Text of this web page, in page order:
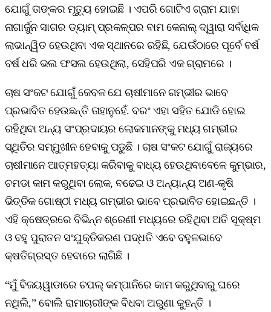
ଯୋଗୁଁ ତାଙ୍କର ମୃତ୍ୟୁ ହୋଇଛି । ଏପରି ଗୋଟିଏ ଗ୍ରାମ ଯାହା
ନାଗାର୍ଜୁନ ସାଗର ଡ୍ୟାମ୍‌ ପ୍ରକଳ୍ପର ବାମ କେନାଲ୍‌ ଦ୍ୱାରା ସର୍ବାଧିକ
ଲାଭାନ୍ୱିତ ହେଉଥିବା ଏକ ସ୍ଥାନରେ ରହିଛି, ଯେଉଁଠାରେ ପୂର୍ବେ ବର୍ଷ
ବର୍ଷ ଧରି ଭଲ ଫସଲ ହେଉଥିଲା, ସେହିପରି ଏକ ଗ୍ରାମରେ ।
ଚାଷ ସଂକଟ ଯୋଗୁଁ କେବଳ ଯେ ଚାଷୀମାନେ ଗମ୍ଭୀର ଭାବେ
ପ୍ରଭାବିତ ହେଉଛନ୍ତି ତାହାନୁହେଁ. ବରଂ ଏହା ସହିତ ଯୋଡି ହୋଇ
ରହିଥିବା ଅନ୍ୟ ସଂପ୍ରଦାୟର ଲୋକମାନଙ୍କୁ ମଧ୍ୟ ଗମ୍ଭୀର
ସ୍ଥିତିର ସମ୍ମୁଖୀନ ହେବାକୁ ପଡୁଛି । ଚାଷ ସଂକଟ ଯୋଗୁଁ ରାଜ୍ୟରେ
ଚାଷୀମାନେ ଆତ୍ମହତ୍ୟା କରିବାକୁ ବାଧ୍ୟ ହେଉଥିବାବେଳେ କୁମ୍ଭାର,
ଚମଡା କାମ କରୁଥିବା ଲୋକ, ବଢେଇ ଓ ଅନ୍ୟାନ୍ୟ ଅଣ-କୃଷି
ଭିତ୍ତିକ ଗୋଷ୍ଠୀ ମଧ୍ୟ ଗମ୍ଭୀର ଭାବେ ପ୍ରଭାବିତ ହୋଇଛନ୍ତି ।
ଏହି କ୍ଷେତ୍ରରେ ବିଭିନ୍ନ ଶ୍ରେଣୀ ମଧ୍ୟରେ ରହିଥିବା ଅତି ସୂକ୍ଷ୍ମ
ଓ ବହୁ ପୁରାତନ ସଂଯୁକ୍ତିକରଣ ପଦ୍ଧତି ଏବେ ବହୁଳଭାବେ
କ୍ଷତିଗ୍ରସ୍ତ ହେବାରେ ଲାଗିଛି ।
“ମୁଁ ବିଜୟୱାଡାରେ ଚପଲ୍‌ କମ୍ପାନିରେ କାମ କରୁଥିବାରୁ ଘରେ
ନଥିଲି,” ବୋଲି ରାମାଚାରୀଙ୍କ ବିଧବା ଅରୁଣା କୁହନ୍ତି ।